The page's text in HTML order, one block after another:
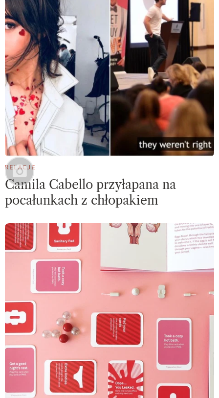
RELACJE
Camila Cabello przyłapana na
pocałunkach z chłopakiem